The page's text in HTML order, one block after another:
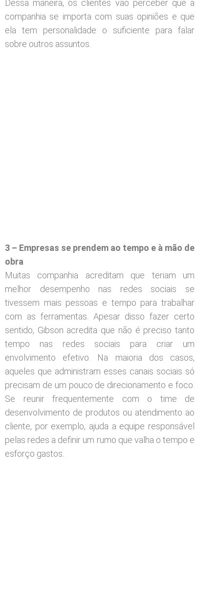
Dessa maneira, os clientes vão perceber que a
companhia se importa com suas opiniões e que
ela tem personalidade o suficiente para falar
sobre outros assuntos.
3 – Empresas se prendem ao tempo e à mão de
obra
Muitas companhia acreditam que teriam um
melhor desempenho nas redes sociais se
tivessem mais pessoas e tempo para trabalhar
com as ferramentas. Apesar disso fazer certo
sentido, Gibson acredita que não é preciso tanto
tempo nas redes sociais para criar um
envolvimento efetivo. Na maioria dos casos,
aqueles que administram esses canais sociais só
precisam de um pouco de direcionamento e foco.
Se reunir frequentemente com o time de
desenvolvimento de produtos ou atendimento ao
cliente, por exemplo, ajuda a equipe responsável
pelas redes a definir um rumo que valha o tempo e
esforço gastos.